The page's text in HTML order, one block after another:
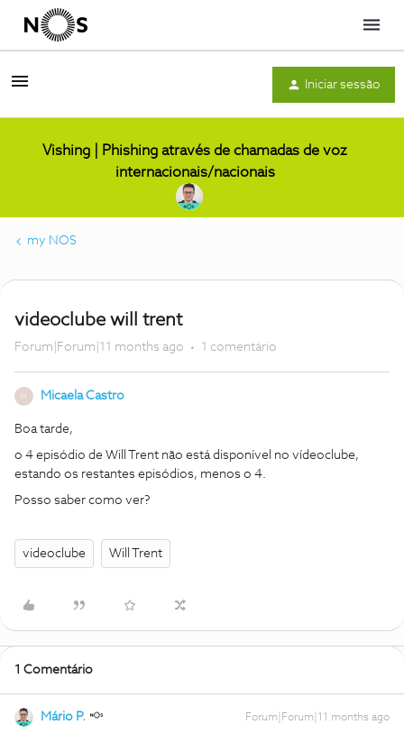
Menu
Iniciar sessão
Vishing | Phishing através de chamadas de voz
internacionais/nacionais
my NOS
videoclube will trent
Forum|Forum|11 months ago 1 comentário
M Micaela Castro
Boa tarde,
o 4 episódio de Will Trent não está disponível no vídeoclube,
estando os restantes episódios, menos o 4.
Posso saber como ver?
videoclube Will Trent
1 Comentário
Mário P. Forum|Forum|11 months ago